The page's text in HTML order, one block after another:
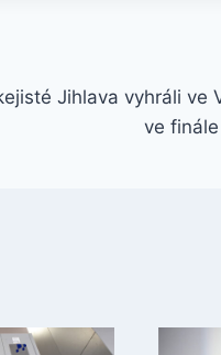
Jihlava vyhráli ve
ve